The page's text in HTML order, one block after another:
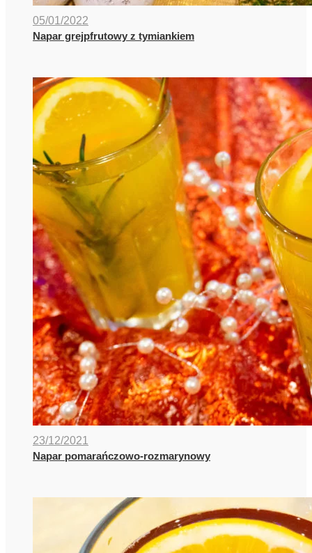
05/01/2022
Napar grejpfrutowy z tymiankiem
23/12/2021
Napar pomarańczowo-rozmarynowy